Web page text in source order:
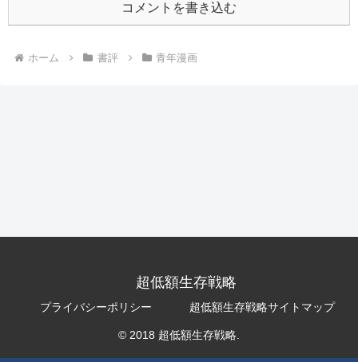
コメントを書き込む
ホーム 書評 青年漫画
超低額生存戦略
プライバシーポリシー 超低額生存戦略サイトマップ
© 2018 超低額生存戦略.